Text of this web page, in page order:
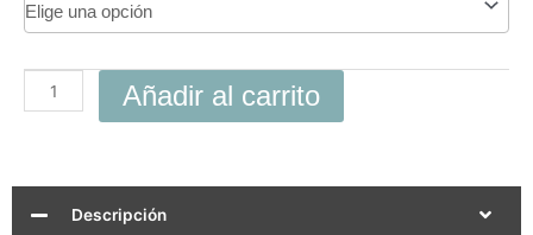
cantidad
Añadir al carrito
Descripción